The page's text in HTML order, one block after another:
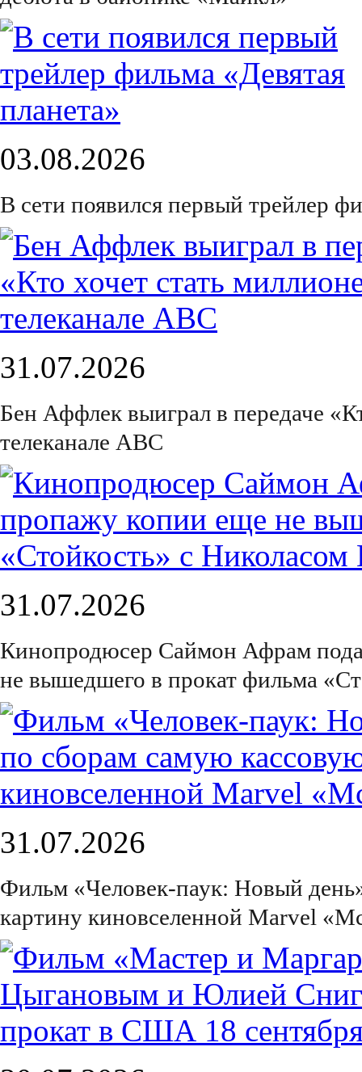
03.08.2026
В сети появился первый трейлер
31.07.2026
Бен Аффлек выиграл в передаче
телеканале ABC
31.07.2026
Кинопродюсер Саймон Афрам
не вышедшего в прокат фильма
31.07.2026
Фильм «Человек-паук: Новый
картину киновселенной Marvel